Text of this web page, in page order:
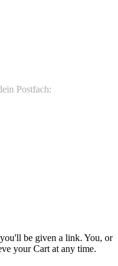
Postfach:
be given a link. You, or
your Cart at any time.